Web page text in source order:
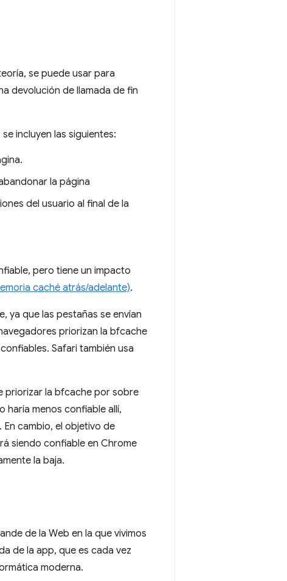
se puede usar para
devolución de llamada de fin
incluyen las siguientes:
la página
del usuario al final de la
pero tiene un impacto
caché atrás/adelante).
ya que las pestañas se envían
priorizan la bfcache
Safari también usa
priorizar la bfcache por sobre
haría menos confiable allí,
cambio, el objetivo de
siendo confiable en Chrome
la baja.
de la Web en la que vivimos
de la app, que es cada vez
moderna.